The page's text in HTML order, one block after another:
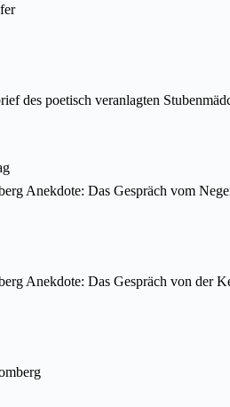
des poetisch veranlagten
Anekdote: Das Gespräch vom
Anekdote: Das Gespräch von der